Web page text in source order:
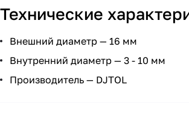
Технические
Внешний диаметр — 16 мм
Внутренний диаметр — 3 - 10 мм
Производитель — DJTOL